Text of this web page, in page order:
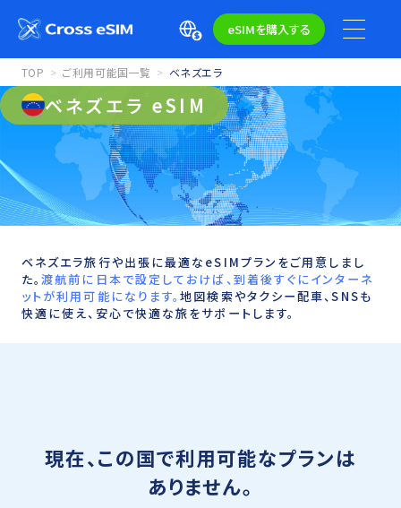
eSIMを購入する
TOP ご利用可能国一覧 ベネズエラ
ベネズエラ eSIM
ベネズエラ旅行や出張に最適なeSIMプランをご用意しまし
た。渡航前に日本で設定しておけば、到着後すぐにインターネ
ットが利用可能になります。地図検索やタクシー配車、SNSも
快適に使え、安心で快適な旅をサポートします。
現在、この国で利用可能なプランは
ありません。